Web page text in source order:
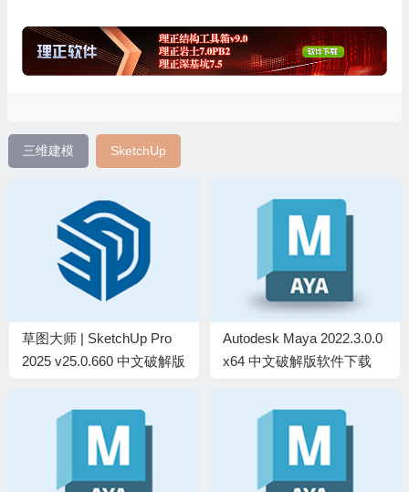
三维建模 SketchUp
草图大师 | SketchUp Pro
2025 v25.0.660 中文破解版
Autodesk Maya 2022.3.0.0
x64 中文破解版软件下载